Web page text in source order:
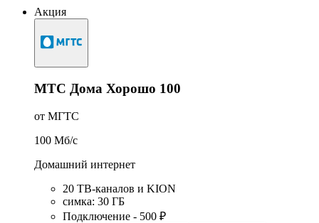
Акция
МТС Дома Хорошо 100
от МГТС
100 Мб/c
Домашний интернет
20 ТВ-каналов и KION
симка: 30 ГБ
Подключение - 500 ₽